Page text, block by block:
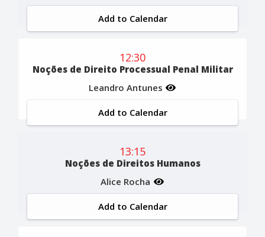
Add to Calendar
12:30
Noções de Direito Processual Penal Militar
Leandro Antunes
Add to Calendar
13:15
Noções de Direitos Humanos
Alice Rocha
Add to Calendar